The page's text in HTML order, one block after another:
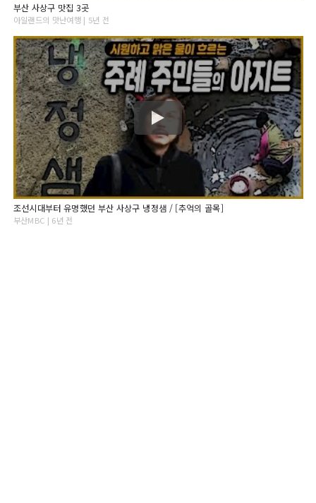
부산 사상구 맛집 3곳
아일랜드의 맛난여행 | 5년 전
조선시대부터 유명했던 부산 사상구 냉정샘 / [추억의 골목]
부산MBC | 6년 전